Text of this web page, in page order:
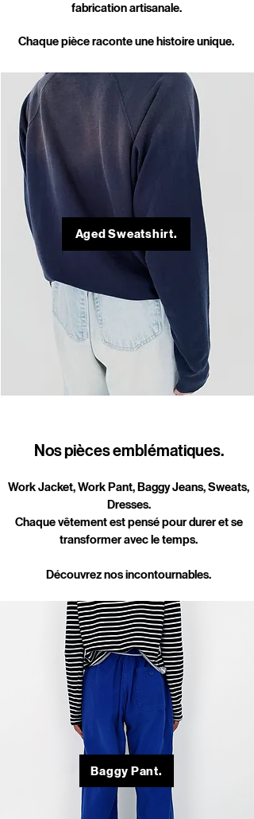
fabrication artisanale.
Chaque pièce raconte une histoire unique.
Aged Sweatshirt.
Nos pièces emblématiques.
Work Jacket, Work Pant, Baggy Jeans, Sweats,
Dresses.
Chaque vêtement est pensé pour durer et se
transformer avec le temps.
Découvrez nos incontournables.
Baggy Pant.